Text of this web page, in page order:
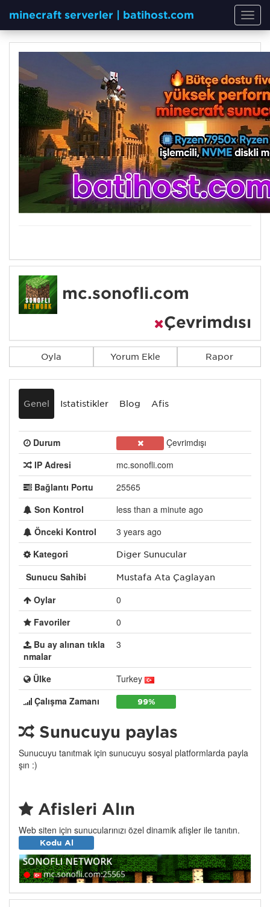
minecraft serverler | batihost.com
mc.sonofli.com
Çevrimdışı
Oyla Yorum Ekle Rapor
Genel İstatistikler Blog Afiş
Durum
Çevrimdışı
IP Adresi
mc.sonofli.com
Bağlantı Portu
25565
Son Kontrol
less than a minute ago
Önceki Kontrol
3 years ago
Kategori
Diğer Sunucular
Sunucu Sahibi Mustafa Ata Çağlayan
Oylar
0
Favoriler
0
Bu ay alınan tıkla
nmalar
3
Ülke
Turkey
Çalışma Zamanı
99%
Sunucuyu paylaş
Sunucuyu tanıtmak için sunucuyu sosyal platformlarda payla
şın :)
Afişleri Alın
Web siten için sunucularınızı özel dinamik afişler ile tanıtın.
Kodu Al